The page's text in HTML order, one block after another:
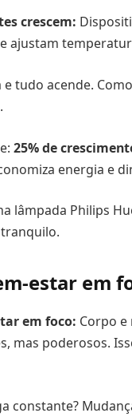
crescem:
ajustam
e tudo acende.
25% de
energia e
lâmpada Philips
estar em
em foco: Corpo e
mas poderosos.
constante?